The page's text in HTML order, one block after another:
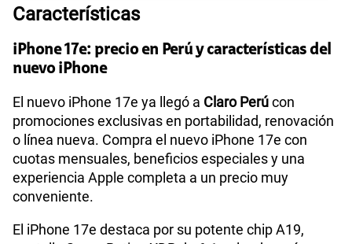
Tecnología de Pantalla
Procesador Chip Apple A19
Tamaño de Pantalla
Características
iPhone 17e: precio en Perú y características del
nuevo iPhone
El nuevo iPhone 17e ya llegó a Claro Perúcon
promociones exclusivas en portabilidad, renovación
o línea nueva. Compra el nuevo iPhone 17e con
cuotas mensuales, beneficios especiales y una
experiencia Apple completa a un precio muy
conveniente.
El iPhone 17e destaca por su potente chip A19,